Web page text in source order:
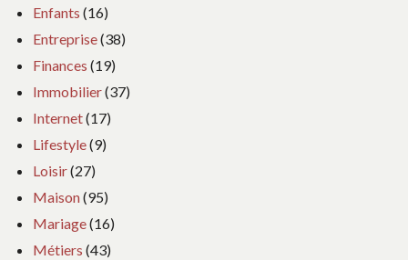
Enfants (16)
Entreprise(38)
Finances (19)
Immobilier(37)
Internet(17)
Lifestyle(9)
Loisir(27)
Maison(95)
Mariage(16)
Métiers (43)